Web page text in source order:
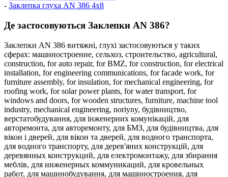
- Заклепка глуха AN 386 4x8
Де застосовуються Заклепки AN 386?
Заклепки AN 386 витяжні, глухі застосовуються у таких
сферах: машиностроение, сельхоз, строительство, agricultural,
construction, for auto repair, for BMZ, for construction, for electrical
installation, for engineering communications, for facade work, for
furniture assembly, for insulation, for mechanical engineering, for
roofing work, for solar power plants, for water transport, for
windows and doors, for wooden structures, furniture, machine tool
industry, mechanical engineering, noriyny, будівництво,
верстатобудування, для інженерних комунікацій, для
авторемонта, для авторемонту, для БМЗ, для будівництва, для
вікон і дверей, для вікон та дверей, для водного транспорта,
для водного транспорту, для дерев'яних конструкцій, для
деревянных конструкций, для електромонтажу, для збирання
меблів, для инженерных коммуникаций, для кровельных
работ, для машинобудування, для машиностроения, для